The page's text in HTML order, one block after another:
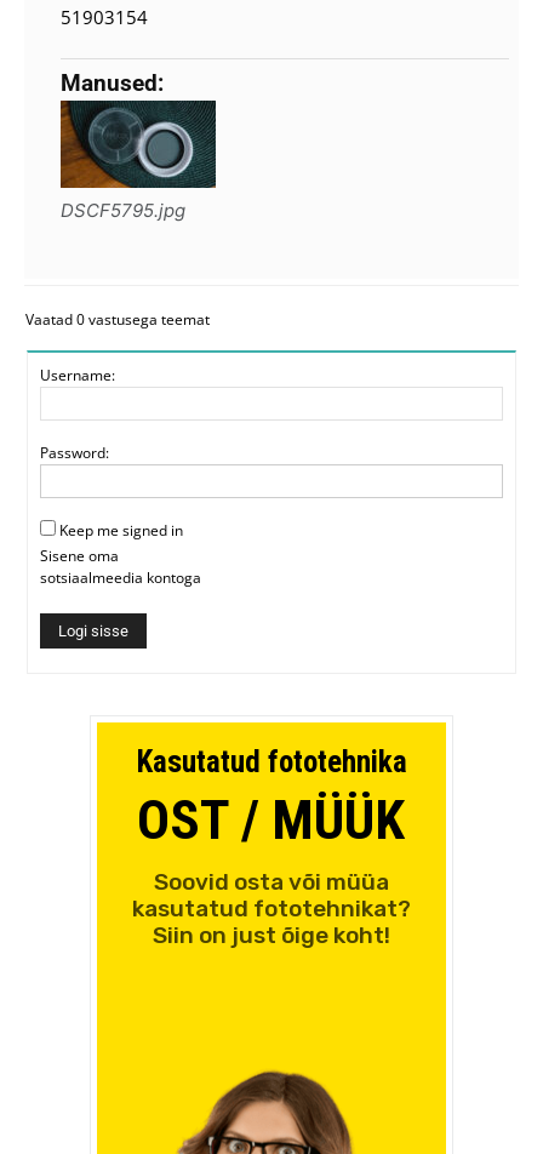
51903154
Manused:
DSCF5795.jpg
Vaatad 0 vastusega teemat
Username:
Password:
Keep me signed in
Sisene oma
sotsiaalmeedia kontoga
Logi sisse